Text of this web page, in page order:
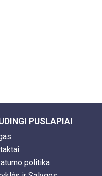
PUSLAPIAI
politika